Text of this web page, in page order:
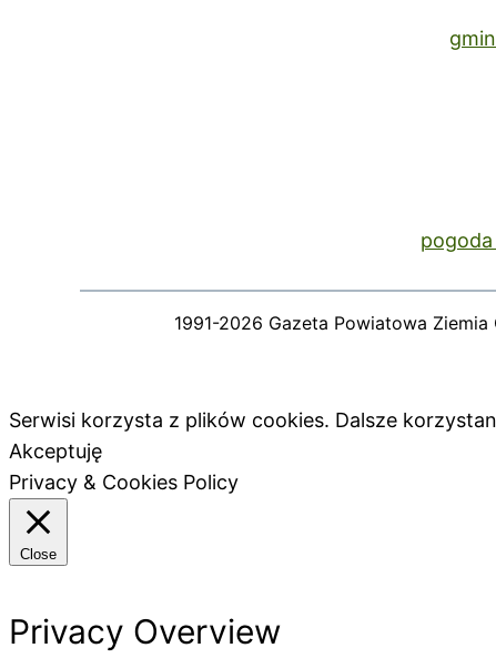
1991-2026 Gazeta Powiatowa Ziemia
Serwisi korzysta z plików cookies. Dalsze
Akceptuję
Privacy & Cookies Policy
Close
Privacy Overview